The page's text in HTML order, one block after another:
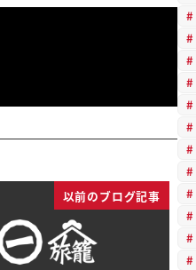
以前のブログ記事